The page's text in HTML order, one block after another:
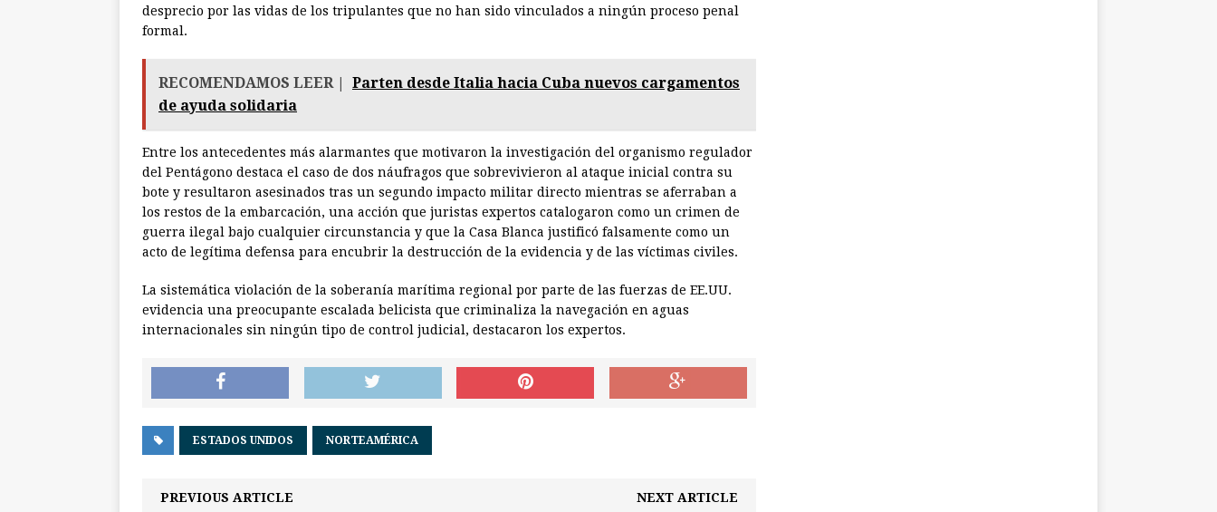
desprecio por las vidas de los tripulantes que no han sido vinculados a ningún proceso penal
formal.
RECOMENDAMOS LEER |
Parten desde Italia hacia Cuba nuevos cargamentos
de ayuda solidaria
Entre los antecedentes más alarmantes que motivaron la investigación del organismo regulador
del Pentágono destaca el caso de dos náufragos que sobrevivieron al ataque inicial contra su
bote y resultaron asesinados tras un segundo impacto militar directo mientras se aferraban a
los restos de la embarcación, una acción que juristas expertos catalogaron como un crimen de
guerra ilegal bajo cualquier circunstancia y que la Casa Blanca justificó falsamente como un
acto de legítima defensa para encubrir la destrucción de la evidencia y de las víctimas civiles.
La sistemática violación de la soberanía marítima regional por parte de las fuerzas de EE.UU.
evidencia una preocupante escalada belicista que criminaliza la navegación en aguas
internacionales sin ningún tipo de control judicial, destacaron los expertos.
ESTADOS UNIDOS NORTEAMÉRICA
PREVIOUS ARTICLE NEXT ARTICLE